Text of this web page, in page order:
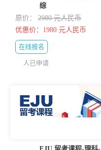
综
原价： 2980 元人民币
优惠价：1980 元人民币
在线报名
人已申请